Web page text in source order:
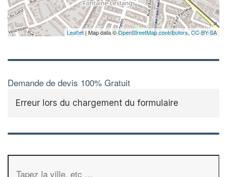
Leaflet | Map data ©OpenStreetMap contributors,CC-BY-SA
Demande de devis 100% Gratuit
Erreur lors du chargement du formulaire